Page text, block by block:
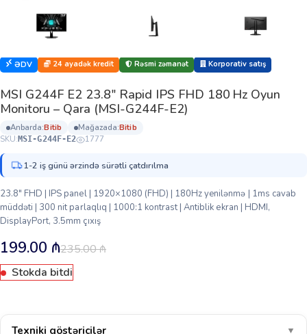
ƏDV 24 ayadək kredit Rəsmi zəmanət Korporativ satış
MSI G244F E2 23.8″ Rapid IPS FHD 180 Hz Oyun
Monitoru – Qara (MSI-G244F-E2)
anbarda: bi̇ti̇b mağazada: bi̇ti̇b
SKU: MSI-G244F-E2 1777
1-2 iş günü ərzində sürətli çatdırılma
23.8″ FHD | IPS panel | 1920×1080 (FHD) | 180Hz yenilənmə | 1ms cavab
müddəti | 300 nit parlaqlıq | 1000:1 kontrast | Antiblik ekran | HDMI,
DisplayPort, 3.5mm çıxış
235.00₼
199.00 ₼
Stokda bitdi
Texniki göstəricilər ▼